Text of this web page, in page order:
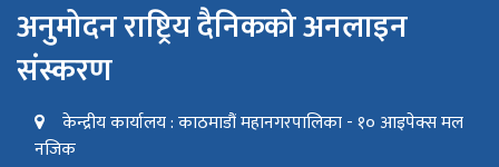
अनुमोदन राष्ट्रिय दैनिकको अनलाइन
संस्करण
केन्द्रीय कार्यालय : काठमाडौं महानगरपालिका - १० आइपेक्स मल
नजिक